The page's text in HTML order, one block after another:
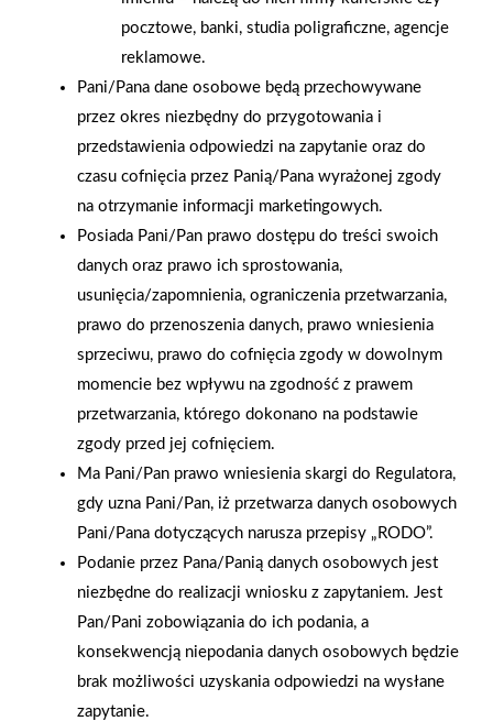
2026-01-15
Grupa PSB Handel S.A.
gra z WOŚP. Powstała
firmowa eSkarbonka na
rzecz gastroenterologii
dziecięcej
2026-01-12
Zacisze S.A. dołącza do
Grupy PSB. Sieć kończy
rok strategicznym
otwarciem po
pocztowe, banki, studia poligraficzne, agencje
reklamowe.
Pani/Pana dane osobowe będą przechowywane
przez okres niezbędny do przygotowania i
przedstawienia odpowiedzi na zapytanie oraz do
czasu cofnięcia przez Panią/Pana wyrażonej zgody
na otrzymanie informacji marketingowych.
Posiada Pani/Pan prawo dostępu do treści swoich
danych oraz prawo ich sprostowania,
usunięcia/zapomnienia, ograniczenia przetwarzania,
prawo do przenoszenia danych, prawo wniesienia
sprzeciwu, prawo do cofnięcia zgody w dowolnym
momencie bez wpływu na zgodność z prawem
przetwarzania, którego dokonano na podstawie
zgody przed jej cofnięciem.
Ma Pani/Pan prawo wniesienia skargi do Regulatora,
gdy uzna Pani/Pan, iż przetwarza danych osobowych
Pani/Pana dotyczących narusza przepisy „RODO”.
Podanie przez Pana/Panią danych osobowych jest
niezbędne do realizacji wniosku z zapytaniem. Jest
Pan/Pani zobowiązania do ich podania, a
konsekwencją niepodania danych osobowych będzie
brak możliwości uzyskania odpowiedzi na wysłane
zapytanie.